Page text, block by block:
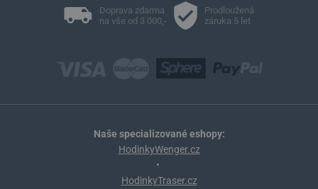
Doprava zdarma
na vše od 3 000,-
Prodloužená
záruka 5 let
Naše specializované eshopy:
HodinkyWenger.cz
•
HodinkyTraser.cz